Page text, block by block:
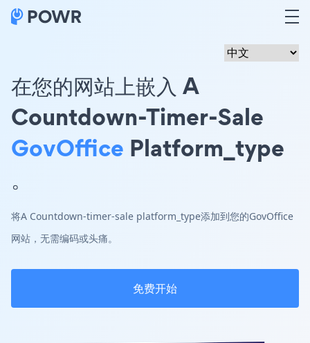
在您的网站上嵌入 A
Countdown-Timer-Sale
GovOffice Platform_type
。
将A Countdown-timer-sale platform_type添加到您的GovOffice
网站，无需编码或头痛。
免费开始